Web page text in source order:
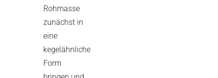
Rohmasse
zunächst in
eine
kegelähnliche
Form